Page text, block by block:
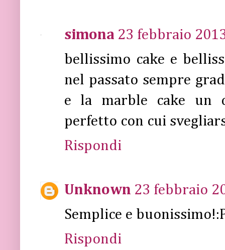
simona 23 febbraio
bellissimo cake e
nel passato sempre
e la marble cake un
perfetto con cui
Rispondi
Unknown 23 febbraio
Semplice e
Rispondi